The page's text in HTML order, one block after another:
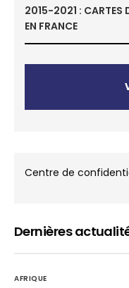
2015-2021 : CARTES
EN FRANCE
Centre de
Dernières
AFRIQUE